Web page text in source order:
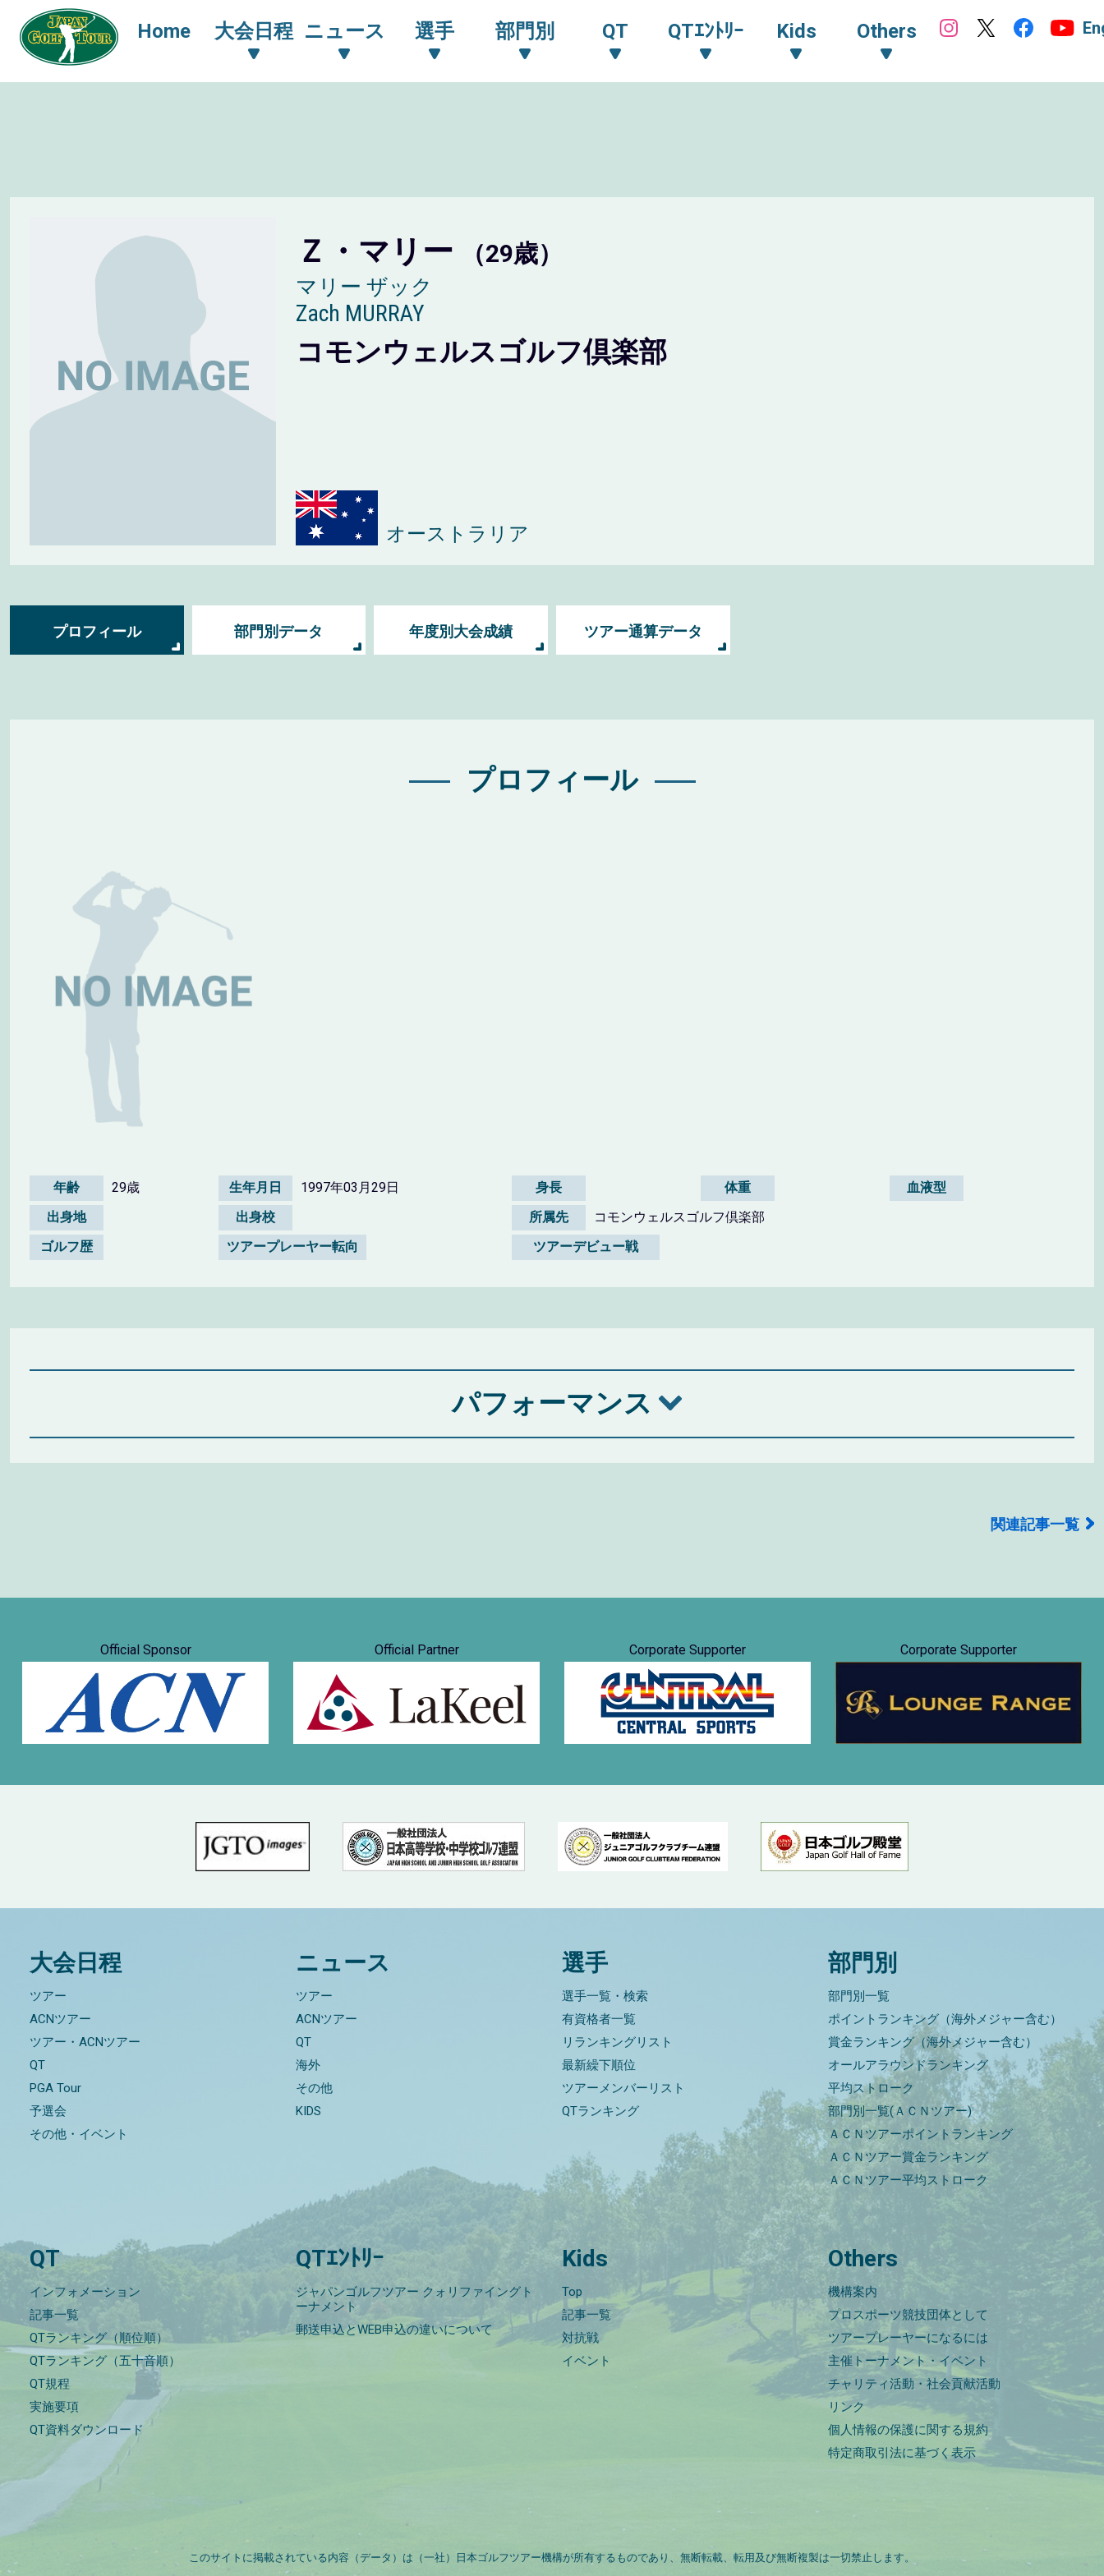
Home 大会日程 ニュース 選手 部門別 QT QTｴﾝﾄﾘｰ Kids Others
Ｚ・マリー （29歳）
マリー ザック
Zach MURRAY
コモンウェルスゴルフ倶楽部
オーストラリア
プロフィール 部門別データ 年度別大会成績 ツアー通算データ
プロフィール
年齢 29歳 生年月日 1997年03月29日 身長 体重
血液型
出身地
出身校 所属先
コモンウェルスゴルフ倶楽部
ゴルフ歴
ツアープレーヤー転向 ツアーデビュー戦
パフォーマンス
関連記事一覧
Official Sponsor Official Partner Corporate Supporter Corporate Supporter
大会日程
ツアー
ACNツアー
ツアー・ACNツアー
QT
PGA Tour
予選会
その他・イベント
ニュース
ツアー
ACNツアー
QT
海外
その他
KIDS
選手
選手一覧・検索
有資格者一覧
リランキングリスト
最新繰下順位
ツアーメンバーリスト
QTランキング
部門別
部門別一覧
ポイントランキング（海外メジャー含む）
賞金ランキング（海外メジャー含む）
オールアラウンドランキング
平均ストローク
部門別一覧(ＡＣＮツアー)
ＡＣＮツアーポイントランキング
ＡＣＮツアー賞金ランキング
ＡＣＮツアー平均ストローク
QT
インフォメーション
記事一覧
QTランキング（順位順）
QTランキング（五十音順）
QT規程
実施要項
QT資料ダウンロード
QTｴﾝﾄﾘｰ
ジャパンゴルフツアー クォリファイングト
ーナメント
郵送申込とWEB申込の違いについて
Kids
Top
記事一覧
対抗戦
イベント
Others
機構案内
プロスポーツ競技団体として
ツアープレーヤーになるには
主催トーナメント・イベント
チャリティ活動・社会貢献活動
リンク
個人情報の保護に関する規約
特定商取引法に基づく表示
このサイトに掲載されている内容（データ）は（一社）日本ゴルフツアー機構が所有するものであり、無断転載、転用及び無断複製は一切禁止します。